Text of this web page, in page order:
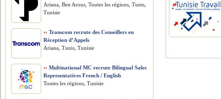
Ariana, Ben Arous, Toutes les régions, Tunis,
Tunisie
›› Transcom recrute des Conseillers en
Réception d’Appels
Ariana, Tunis, Tunisie
›› Multinational MC recrute Bilingual Sales
Representatives French / English
Toutes les régions, Tunisie